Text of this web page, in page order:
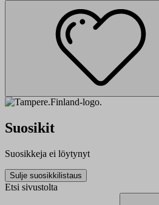
Suosikit
Suosikkeja ei löytynyt
Sulje suosikkilistaus
Etsi sivustolta